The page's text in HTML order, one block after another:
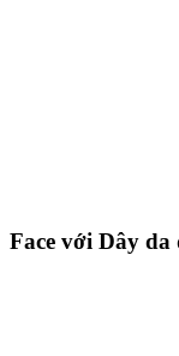
Face với Dây da